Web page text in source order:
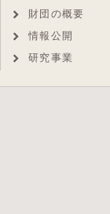
財団の概要
情報公開
研究事業